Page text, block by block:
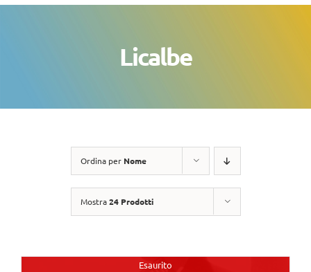
Licalbe
Ordina per Nome
Mostra24 Prodotti
Esaurito